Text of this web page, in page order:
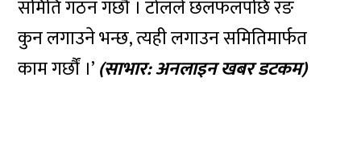
समिति गठन गर्छौं । टोलले छलफलपछि रङ
कुन लगाउने भन्छ, त्यही लगाउन समितिमार्फत
काम गर्छौं ।’(साभार: अनलाइन खबर डटकम)